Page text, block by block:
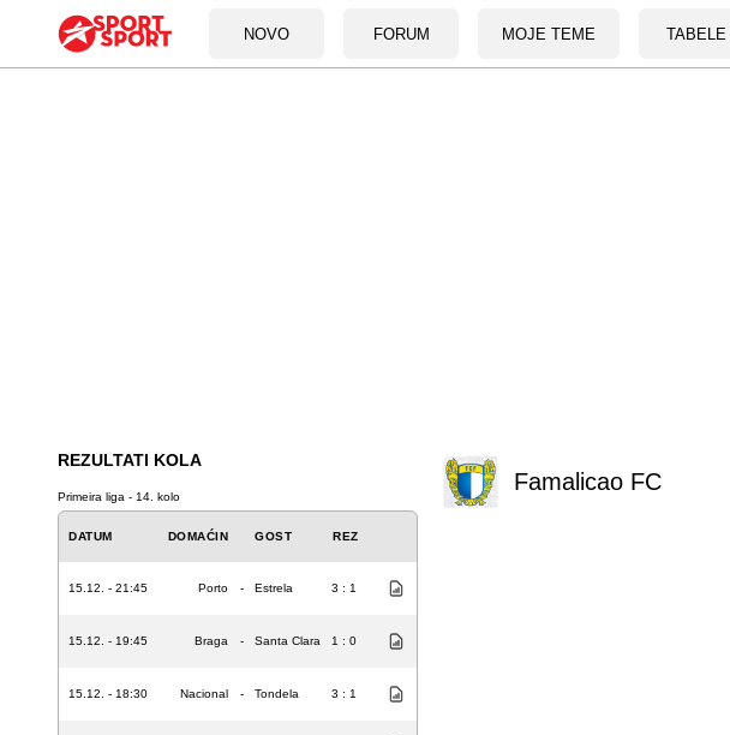
NOVO FORUM MOJE TEME TABELE
REZULTATI KOLA
Primeira liga - 14. kolo
DATUM DOMAĆIN GOST REZ
15.12. - 21:45 Porto - Estrela 3 : 1
15.12. - 19:45 Braga - Santa Clara 1 : 0
15.12. - 18:30 Nacional - Tondela 3 : 1
Famalicao FC